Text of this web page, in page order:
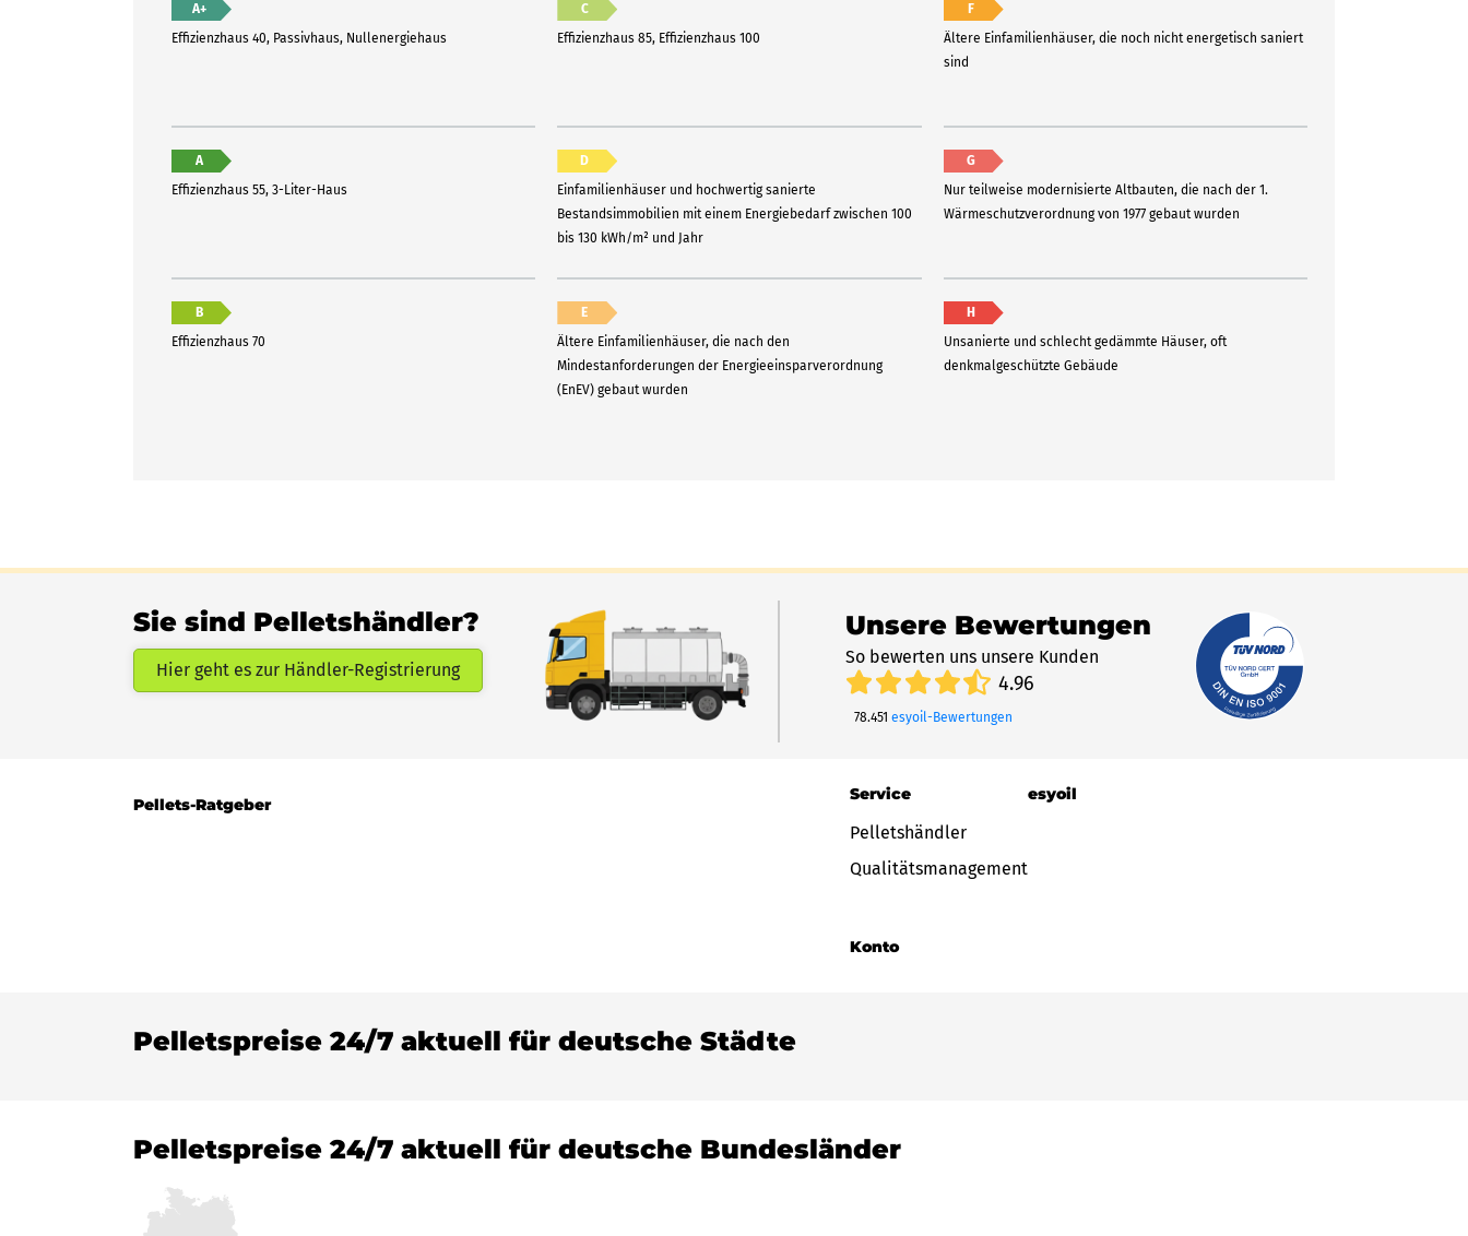
A+
Effizienzhaus 40, Passivhaus, Nullenergiehaus
A
Effizienzhaus 55, 3-Liter-Haus
B
Effizienzhaus 70
C
Effizienzhaus 85, Effizienzhaus 100
D
Einfamilienhäuser und hochwertig sanierte
Bestandsimmobilien mit einem Energiebedarf zwischen 100
bis 130 kWh/m² und Jahr
E
Ältere Einfamilienhäuser, die nach den
Mindestanforderungen der Energieeinsparverordnung
(EnEV) gebaut wurden
F
Ältere Einfamilienhäuser, die noch nicht energetisch saniert
sind
G
Nur teilweise modernisierte Altbauten, die nach der 1.
Wärmeschutzverordnung von 1977 gebaut wurden
H
Unsanierte und schlecht gedämmte Häuser, oft
denkmalgeschützte Gebäude
Sie sind Pelletshändler?
Hier geht es zur Händler-Registrierung
Unsere Bewertungen
So bewerten uns unsere Kunden
4.96
78.451 esyoil-Bewertungen
Pellets-Ratgeber
Service
Pelletshändler
Qualitätsmanagement
Konto
esyoil
Pelletspreise 24/7 aktuell für deutsche Städte
Pelletspreise 24/7 aktuell für deutsche Bundesländer